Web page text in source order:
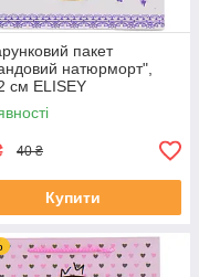
пакет
натюрморт",
см ELISEY
40 ₴
Купити